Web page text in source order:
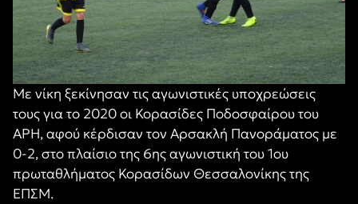
Με νίκη ξεκίνησαν τις αγωνιστικές υποχρεώσεις
τους για το 2020 οι Κορασίδες Ποδοσφαίρου του
ΑΡΗ, αφού κέρδισαν τον Αρσακλή Πανοράματος με
0-2, στο πλαίσιο της 6ης αγωνιστική του 1ου
πρωταθλήματος Κορασίδων Θεσσαλονίκης της
ΕΠΣΜ.